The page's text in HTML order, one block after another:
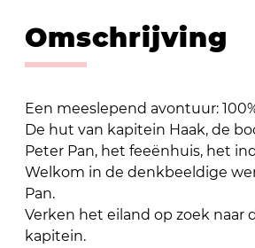
Omschrijving
Een meeslepend avontuur:
De hut van kapitein Haak, de
Peter Pan, het feeënhuis, het
Welkom in de denkbeeldige
Pan.
Verken het eiland op zoek naar
kapitein.